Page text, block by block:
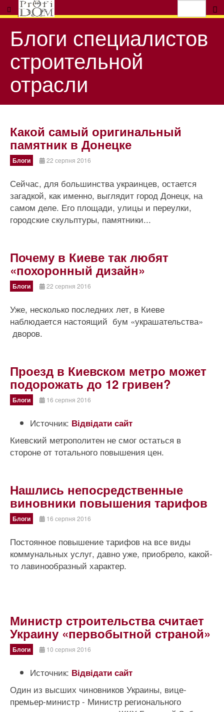
Блоги специалистов
строительной
отрасли
Какой самый оригинальный
памятник в Донецке
Блоги 22 серпня 2016
Сейчас, для большинства украинцев, остается
загадкой, как именно, выглядит город Донецк, на
самом деле. Его площади, улицы и переулки,
городские скульптуры, памятники...
Почему в Киеве так любят
«похоронный дизайн»
Блоги 22 серпня 2016
Уже, несколько последних лет, в Киеве
наблюдается настоящий бум «украшательства»
дворов.
Проезд в Киевском метро может
подорожать до 12 гривен?
Блоги 16 серпня 2016
Источник: Відвідати сайт
Киевский метрополитен не смог остаться в
стороне от тотального повышения цен.
Нашлись непосредственные
виновники повышения тарифов
Блоги 16 серпня 2016
Постоянное повышение тарифов на все виды
коммунальных услуг, давно уже, приобрело, какой-
то лавинообразный характер.
Министр строительства считает
Украину «первобытной страной»
Блоги 10 серпня 2016
Источник: Відвідати сайт
Один из высших чиновников Украины, вице-
премьер-министр - Министр регионального